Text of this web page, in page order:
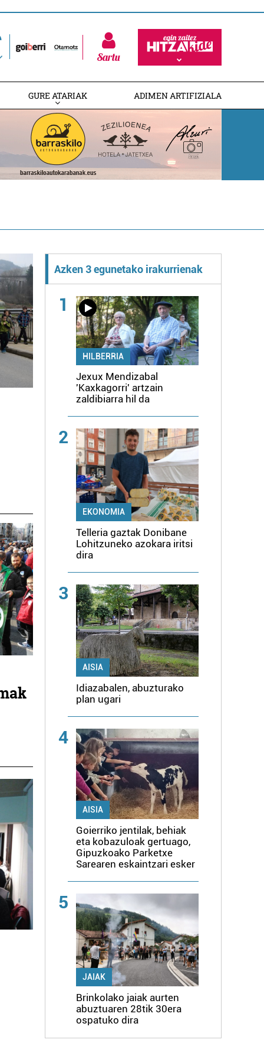
Sartu
GURE ATARIAK ADIMEN ARTIFIZIALA
Azken 3 egunetako irakurrienak
1
HILBERRIA
Jexux Mendizabal
'Kaxkagorri' artzain
zaldibiarra hil da
2
EKONOMIA
Telleria gaztak Donibane
Lohitzuneko azokara iritsi
dira
3
AISIA
Idiazabalen, abuzturako
plan ugari
4
AISIA
Goierriko jentilak, behiak
eta kobazuloak gertuago,
Gipuzkoako Parketxe
Sarearen eskaintzari esker
5
JAIAK
Brinkolako jaiak aurten
abuztuaren 28tik 30era
ospatuko dira